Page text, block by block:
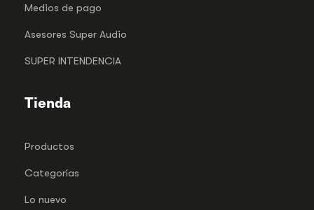
Medios de pago
Asesores Super Audio
SUPER INTENDENCIA
Tienda
Productos
Categorías
Lo nuevo